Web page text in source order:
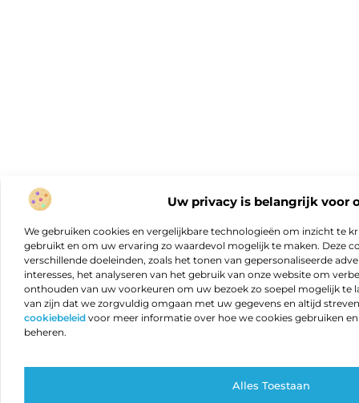
Uw privacy is belangrijk voor
We gebruiken cookies en vergelijkbare technologieën om inzicht te
gebruikt en om uw ervaring zo waardevol mogelijk te maken. Deze
verschillende doeleinden, zoals het tonen van gepersonaliseerde
interesses, het analyseren van het gebruik van onze website om
onthouden van uw voorkeuren om uw bezoek zo soepel mogelijk te
van zijn dat we zorgvuldig omgaan met uw gegevens en altijd
cookiebeleid voor meer informatie over hoe we cookies gebruiken
beheren.
Alles Toestaan